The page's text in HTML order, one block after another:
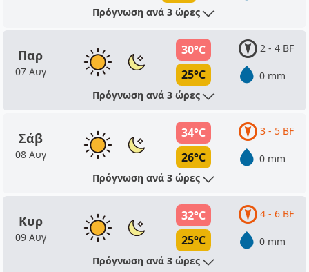
Πρόγνωση ανά 3 ώρες
Παρ
07 Αυγ
30°C
25°C
2 - 4 BF
0 mm
Πρόγνωση ανά 3 ώρες
Σάβ
08 Αυγ
34°C
26°C
3 - 5 BF
0 mm
Πρόγνωση ανά 3 ώρες
Κυρ
09 Αυγ
32°C
25°C
4 - 6 BF
0 mm
Πρόγνωση ανά 3 ώρες